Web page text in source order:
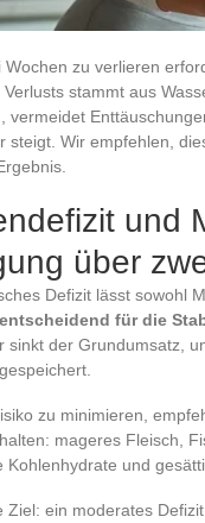
Wochen zu verlieren
stammt aus
vermeidet
steigt. Wir empfehlen,
und
über
Defizit lässt sowohl
für die
sinkt der Grundumsatz,
zu minimieren,
mageres Fleisch,
Kohlenhydrate und
Ziel: ein moderates